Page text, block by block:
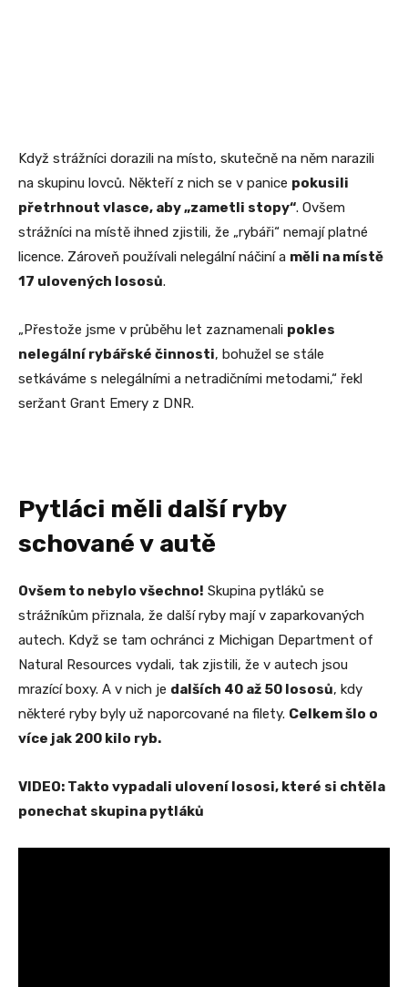
Když strážníci dorazili na místo, skutečně na něm narazili
na skupinu lovců. Někteří z nich se v panice pokusili
přetrhnout vlasce, aby „zametli stopy“. Ovšem
strážníci na místě ihned zjistili, že „rybáři“ nemají platné
licence. Zároveň používali nelegální náčiní a měli na místě
17 ulovených lososů.
„Přestože jsme v průběhu let zaznamenali pokles
nelegální rybářské činnosti, bohužel se stále
setkáváme s nelegálními a netradičními metodami,“ řekl
seržant Grant Emery z DNR.
Pytláci měli další ryby
schované v autě
Ovšem to nebylo všechno! Skupina pytláků se
strážníkům přiznala, že další ryby mají v zaparkovaných
autech. Když se tam ochránci z Michigan Department of
Natural Resources vydali, tak zjistili, že v autech jsou
mrazící boxy. A v nich je dalších 40 až 50 lososů, kdy
některé ryby byly už naporcované na filety. Celkem šlo o
více jak 200 kilo ryb.
VIDEO: Takto vypadali ulovení lososi, které si chtěla
ponechat skupina pytláků